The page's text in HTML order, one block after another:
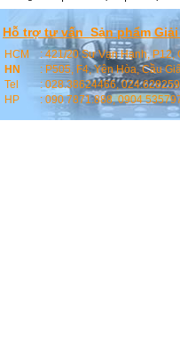
Hỗ trợ tư vấn Sản phẩm
HCM : 421/20 Sư Vạn Hạnh, P12,
HN
: P505, F4, Yên Hòa, Cầu
Tel
: 028.38624466,
HP
: 090 7871.888, 0904